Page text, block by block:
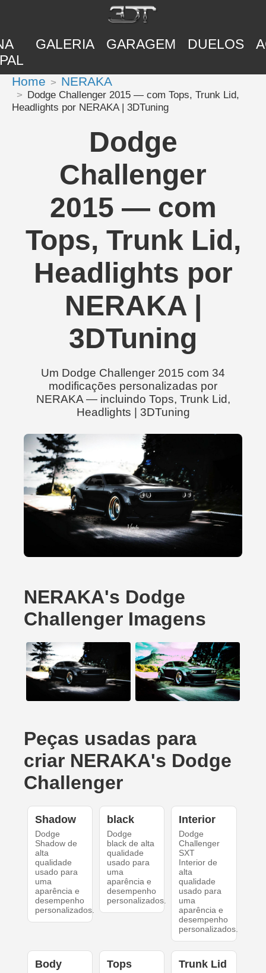
GALERIA GARAGEM DUELOS
Home NERAKA
Dodge Challenger 2015 — com Tops, Trunk Lid,
Headlights por NERAKA | 3DTuning
Dodge
Challenger
2015 — com
Tops, Trunk Lid,
Headlights por
NERAKA |
3DTuning
Um Dodge Challenger 2015 com 34
modificações personalizadas por
NERAKA — incluindo Tops, Trunk Lid,
Headlights | 3DTuning
NERAKA's Dodge
Challenger Imagens
Peças usadas para
criar NERAKA's Dodge
Challenger
Shadow
Dodge
Shadow de
alta
qualidade
usado para
uma
aparência e
desempenho
personalizados.
black
Dodge
black de alta
qualidade
usado para
uma
aparência e
desempenho
personalizados.
Interior
Dodge
Challenger
SXT
Interior de
alta
qualidade
usado para
uma
aparência e
desempenho
personalizados.
Body Tops Trunk Lid